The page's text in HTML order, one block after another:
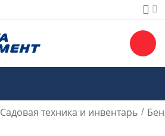
Садовая техника и инвентарь /